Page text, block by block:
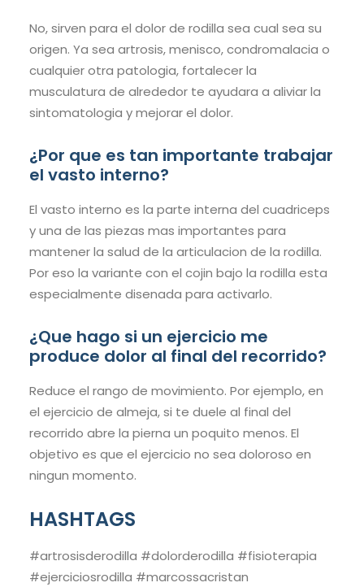
No, sirven para el dolor de rodilla sea cual sea su
origen. Ya sea artrosis, menisco, condromalacia o
cualquier otra patologia, fortalecer la
musculatura de alrededor te ayudara a aliviar la
sintomatologia y mejorar el dolor.
¿Por que es tan importante trabajar
el vasto interno?
El vasto interno es la parte interna del cuadriceps
y una de las piezas mas importantes para
mantener la salud de la articulacion de la rodilla.
Por eso la variante con el cojin bajo la rodilla esta
especialmente disenada para activarlo.
¿Que hago si un ejercicio me
produce dolor al final del recorrido?
Reduce el rango de movimiento. Por ejemplo, en
el ejercicio de almeja, si te duele al final del
recorrido abre la pierna un poquito menos. El
objetivo es que el ejercicio no sea doloroso en
ningun momento.
HASHTAGS
#artrosisderodilla #dolorderodilla #fisioterapia
#ejerciciosrodilla #marcossacristan